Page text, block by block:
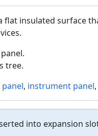
flat insulated surface
tree.
, instrument panel,
into expansion